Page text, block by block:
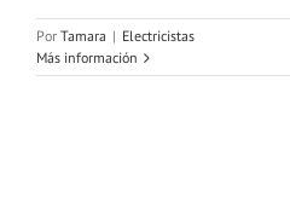
Por Tamara | Electricistas
Más información